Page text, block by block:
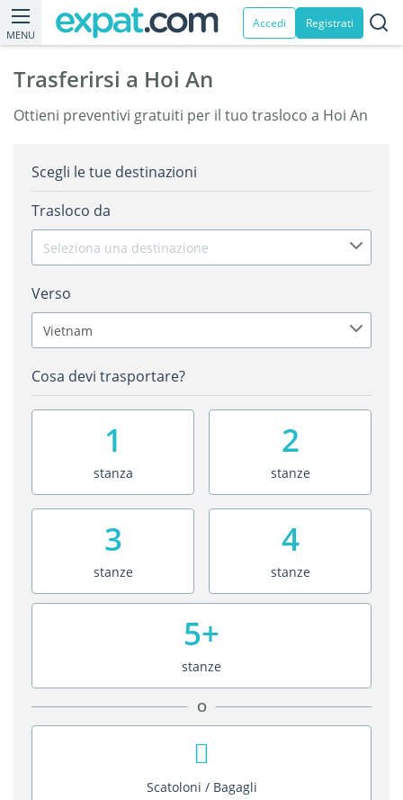
MENU
Accedi Registrati
Trasferirsi a Hoi An
Ottieni preventivi gratuiti per il tuo trasloco a Hoi An
Scegli le tue destinazioni
Trasloco da
Seleziona una destinazione
Verso
Vietnam
Cosa devi trasportare?
1
stanza
2
stanze
3
stanze
4
stanze
5+
stanze
O
Scatoloni / Bagagli